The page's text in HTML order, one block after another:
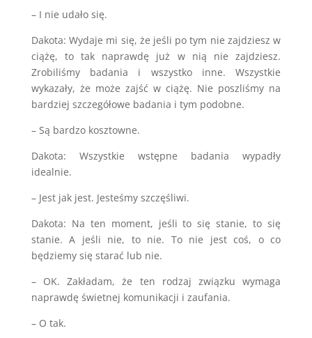
– I nie udało się.
Dakota: Wydaje mi się, że jeśli po tym nie zajdziesz w
ciążę, to tak naprawdę już w nią nie zajdziesz.
Zrobiliśmy badania i wszystko inne. Wszystkie
wykazały, że może zajść w ciążę. Nie poszliśmy na
bardziej szczegółowe badania i tym podobne.
– Są bardzo kosztowne.
Dakota: Wszystkie wstępne badania wypadły
idealnie.
– Jest jak jest. Jesteśmy szczęśliwi.
Dakota: Na ten moment, jeśli to się stanie, to się
stanie. A jeśli nie, to nie. To nie jest coś, o co
będziemy się starać lub nie.
– OK. Zakładam, że ten rodzaj związku wymaga
naprawdę świetnej komunikacji i zaufania.
– O tak.